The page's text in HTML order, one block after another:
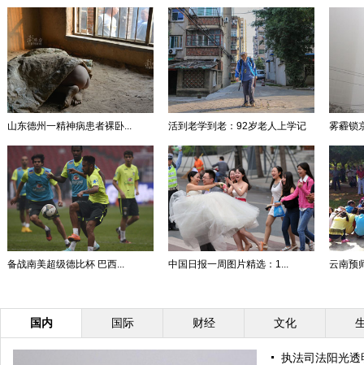
山东德州一精神病患者裸卧... 活到老学到老：92岁老人上学记 雾霾锁
备战南美超级德比杯 巴西... 中国日报一周图片精选：1... 云南预
国内 国际 财经 文化
执法司法阳光